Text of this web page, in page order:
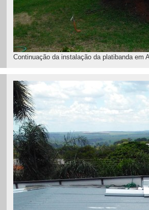
Continuação da instalação da platibanda em